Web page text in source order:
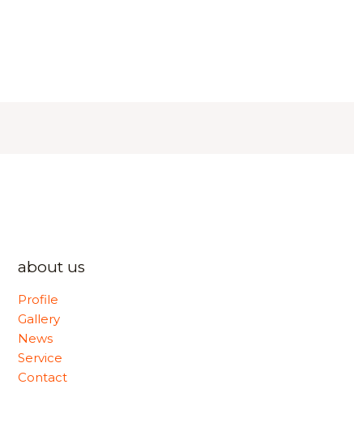
about us
Profile
Gallery
News
Service
Contact